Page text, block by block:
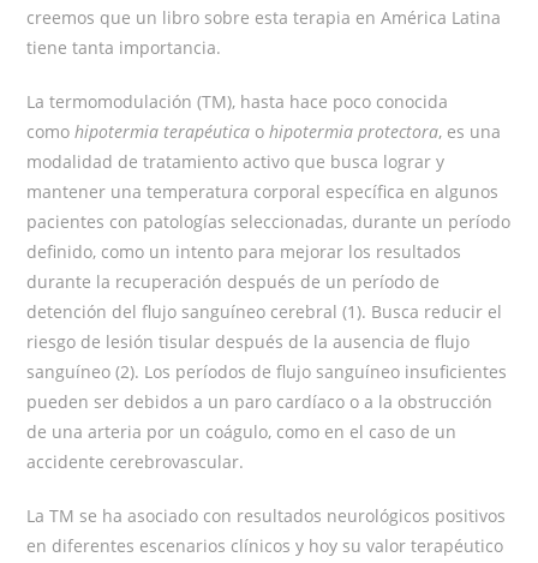
creemos que un libro sobre esta terapia en América Latina
tiene tanta importancia.
La termomodulación (TM), hasta hace poco conocida
comohipotermia terapéutica ohipotermia protectora, es una
modalidad de tratamiento activo que busca lograr y
mantener una temperatura corporal específica en algunos
pacientes con patologías seleccionadas, durante un período
definido, como un intento para mejorar los resultados
durante la recuperación después de un período de
detención del flujo sanguíneo cerebral (1). Busca reducir el
riesgo de lesión tisular después de la ausencia de flujo
sanguíneo (2). Los períodos de flujo sanguíneo insuficientes
pueden ser debidos a un paro cardíaco o a la obstrucción
de una arteria por un coágulo, como en el caso de un
accidente cerebrovascular.
La TM se ha asociado con resultados neurológicos positivos
en diferen­tes escenarios clínicos y hoy su valor terapéutico